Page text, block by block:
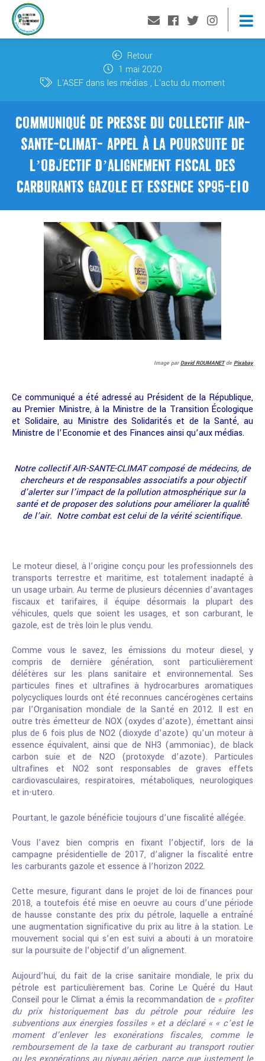
Retour
1 mai 2020
L'ASEF dans les médias
L'actu du moment
COMMUNIQUÉ DE PRESSE DU COLLECTIF AIR-
SANTE-CLIMAT- APPEL À LA POURSUITE DE
L’OBJECTIF D’ALIGNEMENT FISCAL DES
CARBURANTS GAZOLE ET ESSENCE SP95-E10
Image parDavid ROUMANETdePixabay
Ce communiqué a été adressé au Président de la République,
au Premier Ministre, à la Ministre de la Transition Écologique
et Solidaire, au Ministre des Solidarités et de la Santé, au
Ministre de l’Economie et des Finances ainsi qu’aux médias.
Notre collectif AIR-SANTE-CLIMAT composé de médecins, de
chercheurs et de responsables associatifs a pour objectif
d’alerter sur l’impact de la pollution atmosphérique sur la
santé et de proposer des solutions pour améliorer la qualité́
de l’air. Notre combat est celui de la vérité scientifique.
Le moteur diesel, à l’origine conçu pour les professionnels des
transports terrestre et maritime, est totalement inadapté à
un usage urbain. Au terme de plusieurs décennies d’avantages
fiscaux et tarifaires, il équipe désormais la plupart des
véhicules, quels que soient les usages, et son carburant, le
gazole, est de très loin le plus vendu.
Comme vous le savez, les émissions du moteur diesel, y
compris de dernière génération, sont particulièrement
délétères sur les plans sanitaire et environnemental. Ses
particules fines et ultrafines à hydrocarbures aromatiques
polycycliques lourds ont été reconnues cancérogènes certains
par l’Organisation mondiale de la Santé en 2012. Il est en
outre très émetteur de NOX (oxydes d’azote), émettant ainsi
plus de 6 fois plus de NO2 (dioxyde d’azote) qu’un moteur à
essence équivalent, ainsi que de NH3 (ammoniac), de black
carbon suie et de N2O (protoxyde d’azote). Particules
ultrafines et NO2 sont responsables de graves effets
cardiovasculaires, respiratoires, métaboliques, neurologiques
et in-utero.
Pourtant, le gazole bénéficie toujours d’une fiscalité allégée.
Vous l’avez bien compris en fixant l’objectif, lors de la
campagne présidentielle de 2017, d’aligner la fiscalité entre
les carburants gazole et essence à l’horizon 2022.
Cette mesure, figurant dans le projet de loi de finances pour
2018, a toutefois été mise en oeuvre au cours d’une période
de hausse constante des prix du pétrole, laquelle a entraîné
une augmentation significative du prix au litre à la station. Le
mouvement social qui s’en est suivi a abouti à un moratoire
sur la poursuite de l’objectif d’un alignement.
Aujourd’hui, du fait de la crise sanitaire mondiale, le prix du
pétrole est particulièrement bas. Corine Le Quéré du Haut
Conseil pour le Climat a émis la recommandation de « profiter
du prix historiquement bas du pétrole pour réduire les
subventions aux énergies fossiles » et a déclaré « « c’est le
moment d’enlever les exonérations fiscales, comme le
remboursement de la taxe de carburant au transport routier